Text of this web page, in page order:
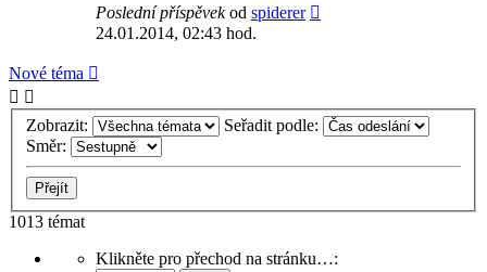
Poslední příspěvekod spiderer
24.01.2014, 02:43 hod.
Nové téma
Zobrazit:
Seřadit podle:
Směr:
1013 témat
StránkaKlikněte pro přechod na stránku…: